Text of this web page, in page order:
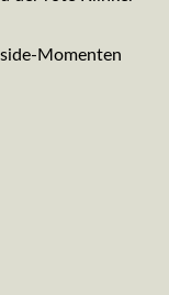
Momenten